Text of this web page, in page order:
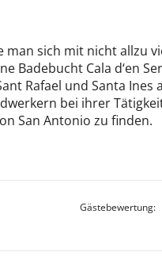
man sich mit nicht allzu
Badebucht Cala d‘en
Rafael und Santa Ines
bei ihrer
San Antonio zu finden.
Gästebewertung: